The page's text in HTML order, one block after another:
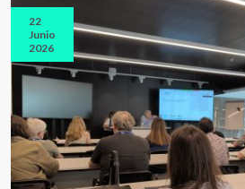
22
Junio
2026